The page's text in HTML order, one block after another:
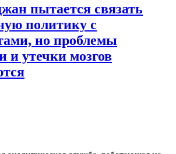
пытается связать
политику с
но проблемы
и утечки мозгов